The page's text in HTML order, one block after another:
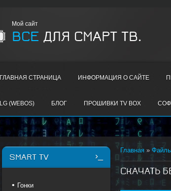
Мой сайт
ВСЕ ДЛЯ СМАРТ ТВ.
ГЛАВНАЯ СТРАНИЦА ИНФОРМАЦИЯ О САЙТЕ
LG (WEBOS) БЛОГ ПРОШИВКИ TV BOX
Главная »
СКАЧАТЬ
SMART TV
Гонки